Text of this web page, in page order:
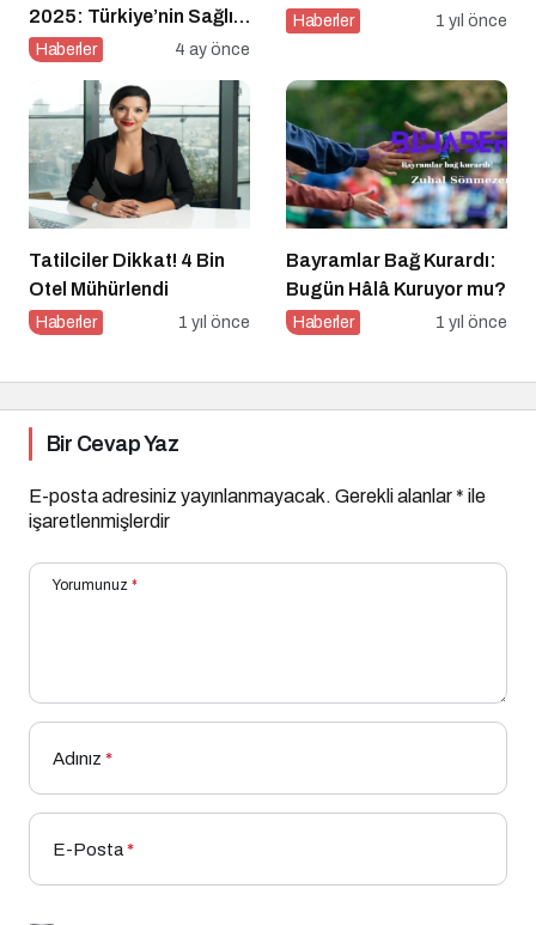
2025: Türkiye’nin Sağlık
Ödülleri 9. Kez
Haberler 4 ay önce
Haberler 1 yıl önce
Tatilciler Dikkat! 4 Bin
Otel Mühürlendi
Haberler 1 yıl önce
Bayramlar Bağ Kurardı:
Bugün Hâlâ Kuruyor mu?
Haberler 1 yıl önce
Bir Cevap Yaz
E-posta adresiniz yayınlanmayacak. Gerekli alanlar* ile
işaretlenmişlerdir
Yorumunuz *
Adınız *
E-Posta*